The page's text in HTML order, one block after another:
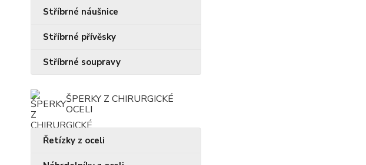
Stříbrné náušnice
Stříbrné přívěsky
Stříbrné soupravy
ŠPERKY Z CHIRURGICKÉ
OCELI
Řetízky z oceli